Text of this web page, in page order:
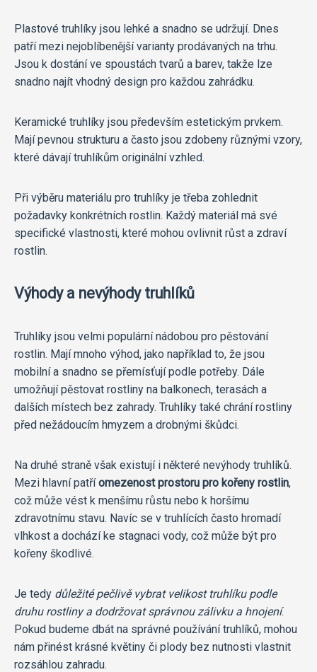
Plastové truhlíky jsou lehké a snadno se udržují. Dnes
patří mezi nejoblíbenější varianty prodávaných na trhu.
Jsou k dostání ve spoustách tvarů a barev, takže lze
snadno najít vhodný design pro každou zahrádku.
Keramické truhlíky jsou především estetickým prvkem.
Mají pevnou strukturu a často jsou zdobeny různými vzory,
které dávají truhlíkům originální vzhled.
Při výběru materiálu pro truhlíky je třeba zohlednit
požadavky konkrétních rostlin. Každý materiál má své
specifické vlastnosti, které mohou ovlivnit růst a zdraví
rostlin.
Výhody a nevýhody truhlíků
Truhlíky jsou velmi populární nádobou pro pěstování
rostlin. Mají mnoho výhod, jako například to, že jsou
mobilní a snadno se přemísťují podle potřeby. Dále
umožňují pěstovat rostliny na balkonech, terasách a
dalších místech bez zahrady. Truhlíky také chrání rostliny
před nežádoucím hmyzem a drobnými škůdci.
Na druhé straně však existují i některé nevýhody truhlíků.
Mezi hlavní patříomezenost prostoru pro kořeny rostlin,
což může vést k menšímu růstu nebo k horšímu
zdravotnímu stavu. Navíc se v truhlících často hromadí
vlhkost a dochází ke stagnaci vody, což může být pro
kořeny škodlivé.
Je tedy důležité pečlivě vybrat velikost truhlíku podle
druhu rostliny a dodržovat správnou zálivku a hnojení.
Pokud budeme dbát na správné používání truhlíků, mohou
nám přinést krásné květiny či plody bez nutnosti vlastnit
rozsáhlou zahradu.